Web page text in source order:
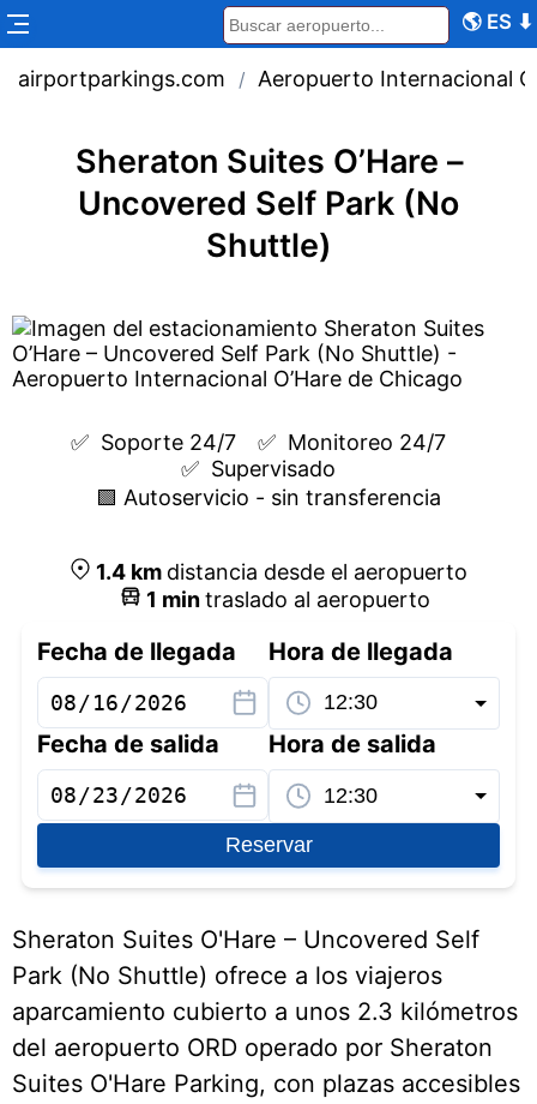
🌎 ES ⬇
airportparkings.com / Aeropuerto Internacional
Sheraton Suites O’Hare –
Uncovered Self Park (No
Shuttle)
✅ Soporte 24/7 ✅ Monitoreo 24/7
✅ Supervisado
🟩 Autoservicio - sin transferencia
1.4 km distancia desde el aeropuerto
1 mintraslado al aeropuerto
Fecha de llegada Hora de llegada
Fecha de salida Hora de salida
Reservar
Sheraton Suites O'Hare – Uncovered Self
Park (No Shuttle) ofrece a los viajeros
aparcamiento cubierto a unos 2.3 kilómetros
del aeropuerto ORD operado por Sheraton
Suites O'Hare Parking, con plazas accesibles